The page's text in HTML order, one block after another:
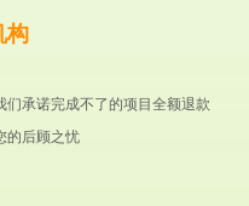
构
承诺完成不了的项目全额退款
的后顾之忧